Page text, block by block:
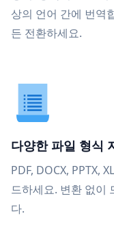
상의 언어 간에 번역
든 전환하세요.
다양한 파일 형식
PDF, DOCX, PPTX,
드하세요. 변환 없이
다.